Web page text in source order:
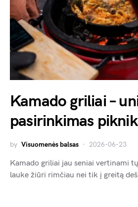
Kamado griliai –
pasirinkimas
by Visuomenės balsas 2026-06-23
Kamado griliai jau seniai vertinami
lauke žiūri rimčiau nei tik į greitą